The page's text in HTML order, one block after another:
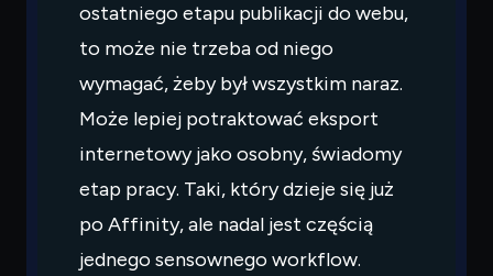
ostatniego etapu publikacji do webu,
to może nie trzeba od niego
wymagać, żeby był wszystkim naraz.
Może lepiej potraktować eksport
internetowy jako osobny, świadomy
etap pracy. Taki, który dzieje się już
po Affinity, ale nadal jest częścią
jednego sensownego workflow.
Czego szukasz?
Powiedz czym się zajmujesz — pokażę co warto
przeczytać.